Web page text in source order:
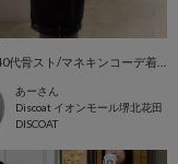
\157cm・40代骨スト/マネキンコーデ着てみた！
あーさん
Discoat イオンモール堺北花田
DISCOAT